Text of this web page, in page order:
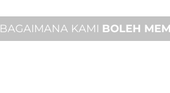
BAGAIMANA KAMI BOLEH